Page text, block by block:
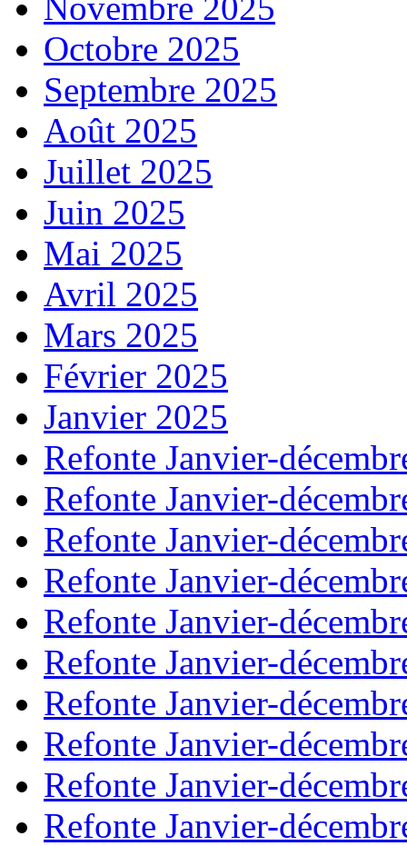
Octobre 2025
Septembre 2025
Août 2025
Juillet 2025
Juin 2025
Mai 2025
Avril 2025
Mars 2025
Février 2025
Janvier 2025
Refonte Janvier-
Refonte Janvier-
Refonte Janvier-
Refonte Janvier-
Refonte Janvier-
Refonte Janvier-
Refonte Janvier-
Refonte Janvier-
Refonte Janvier-
Refonte Janvier-